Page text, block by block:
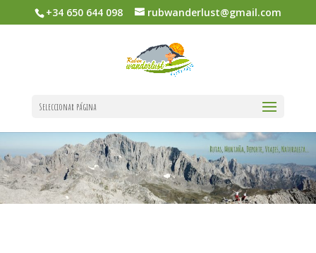
+34 650 644 098 rubwanderlust@gmail.com
Seleccionar página